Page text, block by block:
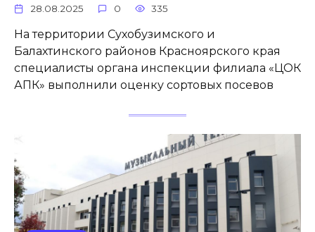
28.08.2025 0 335
На территории Сухобузимского и
Балахтинского районов Красноярского края
специалисты органа инспекции филиала «ЦОК
АПК» выполнили оценку сортовых посевов